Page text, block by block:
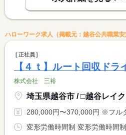
ハローワーク求人（掲載元：越谷公共職業安
正社員
【４ｔ】ルート回収ドラ
株式会社 三裕
280,000円〜370,000円 ※フルタイム求人の場合は月額（換算額）